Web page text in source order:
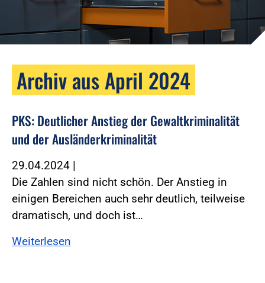
Archiv aus April 2024
PKS: Deutlicher Anstieg der Gewaltkriminalität
und der Ausländerkriminalität
29.04.2024 |
Die Zahlen sind nicht schön. Der Anstieg in
einigen Bereichen auch sehr deutlich, teilweise
dramatisch, und doch ist…
Weiterlesen